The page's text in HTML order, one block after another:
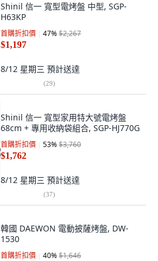
Shinil 信一 寬型電烤盤 中型, SGP-
H63KP
首購折扣價 47%$2,267
$1,197
8/12 星期三 預計送達
(29)
Shinil 信一 寬型家用特大號電烤盤
68cm + 專用收納袋組合, SGP-HJ770G
首購折扣價 53%$3,760
$1,762
8/12 星期三 預計送達
(37)
韓國 DAEWON 電動披薩烤盤, DW-
1530
首購折扣價 40%$1,646